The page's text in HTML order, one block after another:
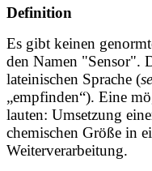
Definition
Es gibt keinen
den Namen "Sensor".
lateinischen Sprache (
„empfinden“). Eine
lauten: Umsetzung
chemischen Größe in
Weiterverarbeitung.